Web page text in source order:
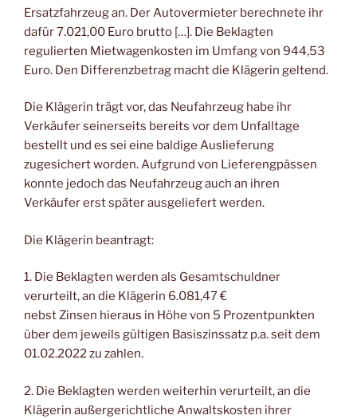
Ersatzfahrzeug an. Der Autovermieter berechnete ihr
dafür 7.021,00 Euro brutto […]. Die Beklagten
regulierten Mietwagenkosten im Umfang von 944,53
Euro. Den Differenzbetrag macht die Klägerin geltend.
Die Klägerin trägt vor, das Neufahrzeug habe ihr
Verkäufer seinerseits bereits vor dem Unfalltage
bestellt und es sei eine baldige Auslieferung
zugesichert worden. Aufgrund von Lieferengpässen
konnte jedoch das Neufahrzeug auch an ihren
Verkäufer erst später ausgeliefert werden.
Die Klägerin beantragt:
1. Die Beklagten werden als Gesamtschuldner
verurteilt, an die Klägerin 6.081,47 €
nebst Zinsen hieraus in Höhe von 5 Prozentpunkten
über dem jeweils gültigen Basiszinssatz p.a. seit dem
01.02.2022 zu zahlen.
2. Die Beklagten werden weiterhin verurteilt, an die
Klägerin außergerichtliche Anwaltskosten ihrer